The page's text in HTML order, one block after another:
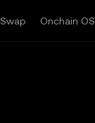
Swap Onchain OS